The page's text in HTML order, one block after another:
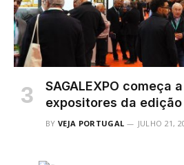
SAGALEXPO começa
expositores da
BY VEJA PORTUGAL JULHO 21,